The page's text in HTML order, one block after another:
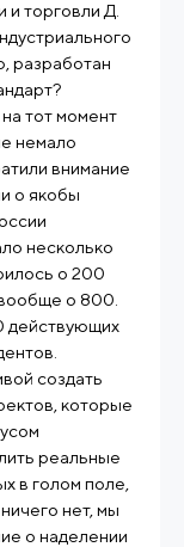
торговли Д.
разработан
тот момент
немало
внимание
о якобы
несколько
о 200
о 800.
действующих
создать
которые
реальные
в голом поле,
нет, мы
о наделении